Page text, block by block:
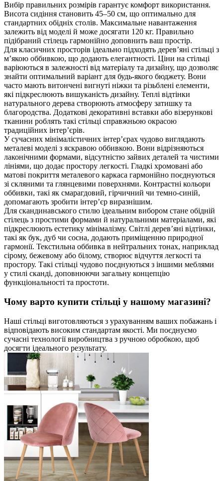
Вибір правильних розмірів гарантує комфорт використання.
Висота сидіння становить 45–50 см, що оптимально для
стандартних обідніх столів. Максимальне навантаження
залежить від моделі й може досягати 120 кг. Правильно
підібраний стілець гармонійно доповнить ваш простір.
Для класичних просторів ідеально підходять дерев’яні стільці з
м’якою оббивкою, що додають елегантності. Ціни на стільці
варіюються в залежності від матеріалу та дизайну, що дозволяє
знайти оптимальний варіант для будь-якого бюджету. Вони
часто мають витончені вигнуті ніжки та різьблені елементи,
які підкреслюють вишуканість дизайну. Теплі відтінки
натурального дерева створюють атмосферу затишку та
благородства. Додаткові декоративні вставки або візерункові
тканини роблять такі стільці справжньою окрасою
традиційних інтер’єрів.
У сучасних мінімалістичних інтер’єрах чудово виглядають
металеві моделі з яскравою оббивкою. Вони відрізняються
лаконічними формами, відсутністю зайвих деталей та чистими
лініями, що додає простору легкості. Гладкі хромовані або
матові покриття металевого каркаса гармонійно поєднуються
зі скляними та глянцевими поверхнями. Контрастні кольори
оббивки, такі як смарагдовий, гірчичний чи темно-синій,
допомагають зробити інтер’єр виразнішим.
Для скандинавського стилю ідеальним вибором стане обідній
стілець з простими формами й натуральними матеріалами, які
підкреслюють естетику мінімалізму. Світлі дерев’яні відтінки,
такі як бук, дуб чи сосна, додають приміщенню природної
гармонії. Текстильна оббивка в нейтральних тонах, наприклад
сірому, бежевому або білому, створює відчуття легкості та
простору. Такі стільці чудово поєднуються з іншими меблями
у стилі сканді, доповнюючи загальну концепцію
функціональності та простоти.
Чому варто купити стільці у нашому магазині?
Наші стільці виготовляються з урахуванням ваших побажань і
відповідають високим стандартам якості. Ми поєднуємо
сучасні технології виробництва з ручною обробкою, щоб
досягти ідеального результату.